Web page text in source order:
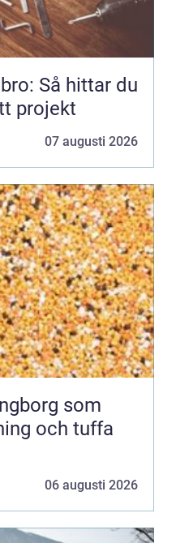
Så hittar du
projekt
07 augusti 2026
som
och tuffa
06 augusti 2026